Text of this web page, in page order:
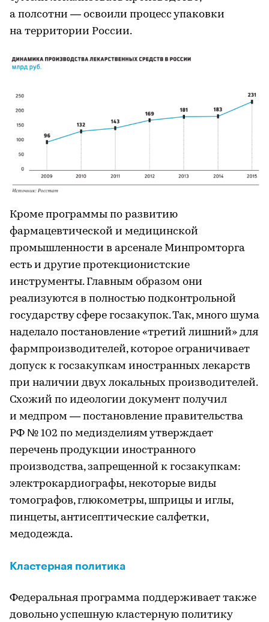
а полсотни — освоили процесс упаковки
на территории России.
Кроме программы по развитию
фармацевтической и медицинской
промышленности в арсенале Минпромторга
есть и другие протекционистские
инструменты. Главным образом они
реализуются в полностью подконтрольной
государству сфере госзакупок. Так, много шума
наделало постановление «третий лишний» для
фармпроизводителей, которое ограничивает
допуск к госзакупкам иностранных лекарств
при наличии двух локальных производителей.
Схожий по идеологии документ получил
и медпром — постановление правительства
РФ № 102 по медизделиям утверждает
перечень продукции иностранного
производства, запрещенной к госзакупкам:
электрокардиографы, некоторые виды
томографов, глюкометры, шприцы и иглы,
пинцеты, антисептические салфетки,
медодежда.
Кластерная политика
Федеральная программа поддерживает также
довольно успешную кластерную политику